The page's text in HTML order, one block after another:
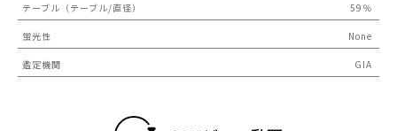
テーブル（テーブル/直径） 59％
蛍光性 None
鑑定機関 GIA